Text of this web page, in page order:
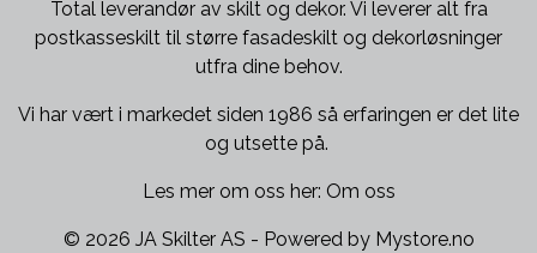
Total leverandør av skilt og dekor. Vi leverer alt fra
postkasseskilt til større fasadeskilt og dekorløsninger
utfra dine behov.
Vi har vært i markedet siden 1986 så erfaringen er det lite
og utsette på.
Les mer om oss her: Om oss
© 2026 JA Skilter AS - Powered by Mystore.no